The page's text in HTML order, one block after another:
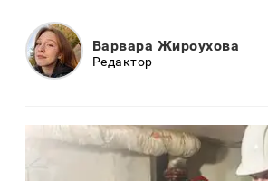
Варвара Жироухова
Редактор